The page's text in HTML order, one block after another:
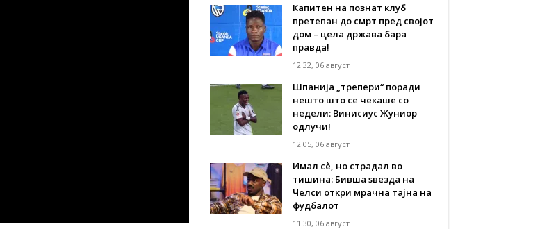
Капитен на познат клуб
претепан до смрт пред својот
дом – цела држава бара
правда!
12:32, 06 август
Шпанија „трепери“ поради
нешто што се чекаше со
недели: Винисиус Жуниор
одлучи!
12:05, 06 август
Имал сè, но страдал во
тишина: Бивша ѕвезда на
Челси откри мрачна тајна на
фудбалот
11:30, 06 август